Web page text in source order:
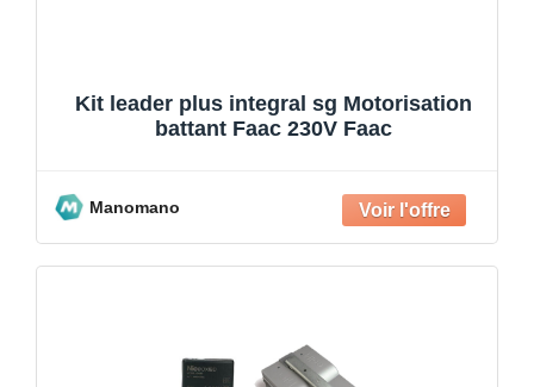
Kit leader plus integral sg Motorisation
battant Faac 230V Faac
Manomano